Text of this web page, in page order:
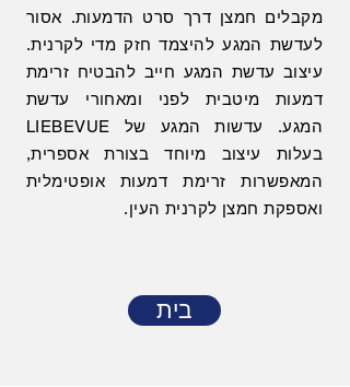
מקבלים חמצן דרך סרט הדמעות. אסור
לעדשת המגע להיצמד חזק מדי לקרנית.
עיצוב עדשת המגע חייב להבטיח זרימת
דמעות מיטבית לפני ומאחורי עדשת
המגע. עדשות המגע של LIEBEVUE
בעלות עיצוב מיוחד בצורת אספרית,
המאפשרות זרימת דמעות אופטימלית
ואספקת חמצן לקרנית העין.
בית